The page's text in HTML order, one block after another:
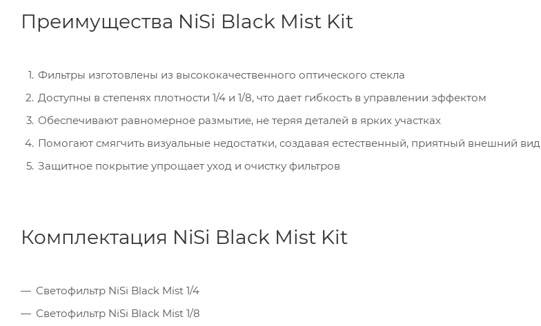
Преимущества NiSi Black Mist Kit
Фильтры изготовлены из высококачественного оптического стекла
Доступны в степенях плотности 1/4 и 1/8, что дает гибкость в управлении эффектом
Обеспечивают равномерное размытие, не теряя деталей в ярких участках
Помогают смягчить визуальные недостатки, создавая естественный, приятный внешний вид
Защитное покрытие упрощает уход и очистку фильтров
Комплектация NiSi Black Mist Kit
Светофильтр NiSi Black Mist 1/4
Светофильтр NiSi Black Mist 1/8